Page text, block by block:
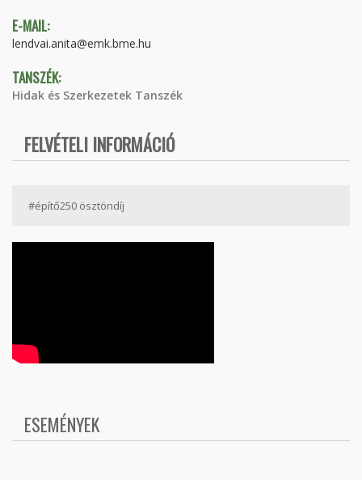
E-MAIL:
lendvai.anita@emk.bme.hu
TANSZÉK:
Hidak és Szerkezetek Tanszék
FELVÉTELI INFORMÁCIÓ
#építő250 ösztöndíj
ESEMÉNYEK